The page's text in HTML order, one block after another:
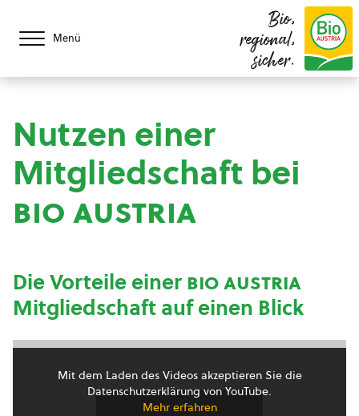
Menü
Bio,
regional,
sicher.
Nutzen einer
Mitgliedschaft bei
bio austria
Die Vorteile einerbio austria
Mitgliedschaft auf einen Blick
Mit dem Laden des Videos akzeptieren Sie die
Datenschutzerklärung von YouTube.
Mehr erfahren